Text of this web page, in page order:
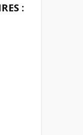
: